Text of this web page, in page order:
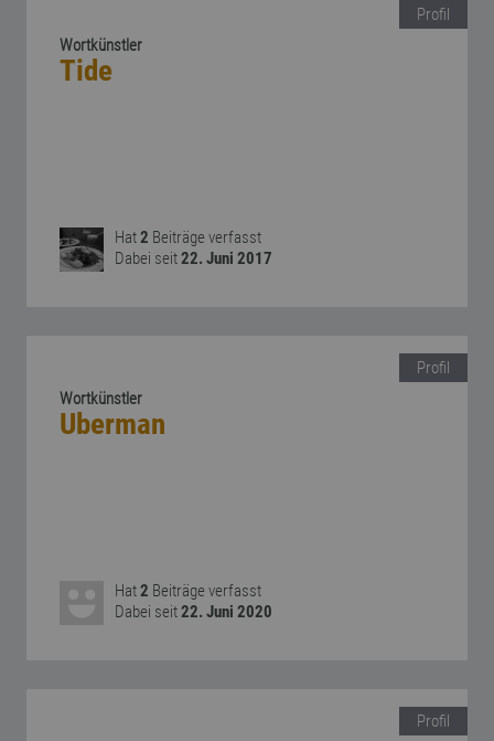
Profil
Wortkünstler
Tide
Hat2 Beiträge verfasst
Dabei seit22. Juni 2017
Profil
Wortkünstler
Uberman
Hat2 Beiträge verfasst
Dabei seit22. Juni 2020
Profil